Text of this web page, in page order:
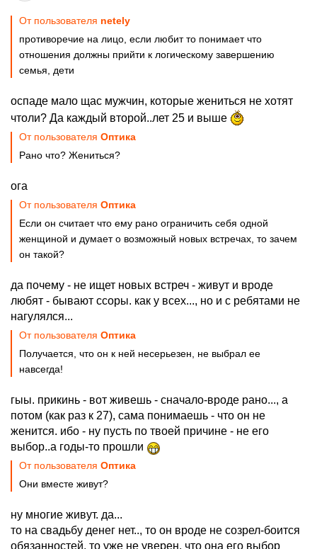
От пользователя netely
противоречие на лицо, если любит то понимает что
отношения должны прийти к логическому завершению
семья, дети
оспаде мало щас мужчин, которые жениться не хотят
чтоли? Да каждый второй..лет 25 и выше
От пользователя Оптика
Рано что? Жениться?
ога
От пользователя Оптика
Если он считает что ему рано ограничить себя одной
женщиной и думает о возможный новых встречах, то зачем
он такой?
да почему - не ищет новых встреч - живут и вроде
любят - бывают ссоры. как у всех..., но и с ребятами не
нагулялся...
От пользователя Оптика
Получается, что он к ней несерьезен, не выбрал ее
навсегда!
гыы. прикинь - вот живешь - сначало-вроде рано..., а
потом (как раз к 27), сама понимаешь - что он не
женится. ибо - ну пусть по твоей причине - не его
выбор..а годы-то прошли
От пользователя Оптика
Они вместе живут?
ну многие живут. да...
то на свадьбу денег нет.., то он вроде не созрел-боится
обязанностей, то уже не уверен, что она его выбор